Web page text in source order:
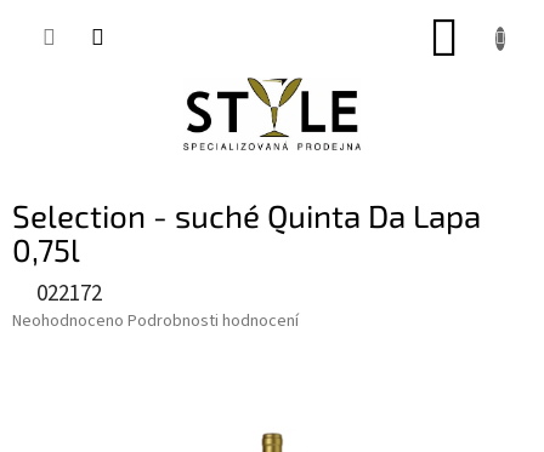
Selection - suché Quinta Da Lapa
0,75l
022172
Průměrné
Neohodnoceno Podrobnosti hodnocení